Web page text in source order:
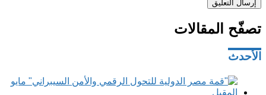
تصفّح المقالات
الأحدث